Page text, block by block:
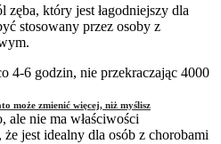
może zmienić więcej, niż myślisz
zęba, który jest łagodniejszy dla
stosowany przez osoby z
4-6 godzin, nie przekraczając 4000
ale nie ma właściwości
jest idealny dla osób z chorobami